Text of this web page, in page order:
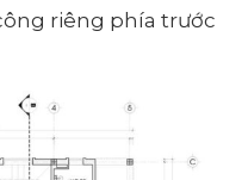
riêng phía trước